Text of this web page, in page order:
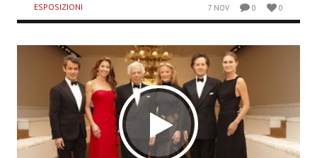
ESPOSIZIONI 7 NOV 0 0